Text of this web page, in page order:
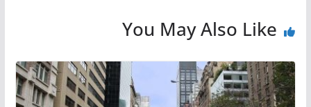
You May Also Like